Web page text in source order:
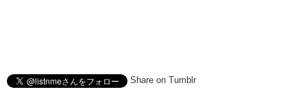
Share on Tumblr